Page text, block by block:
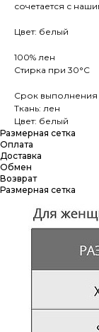
сочетается с
Цвет: белый
100% лен
Стирка при 30°С
Срок выполнения
Ткань: лен
Цвет: белый
Размерная сетка
Оплата
Доставка
Обмен
Возврат
Размерная сетка